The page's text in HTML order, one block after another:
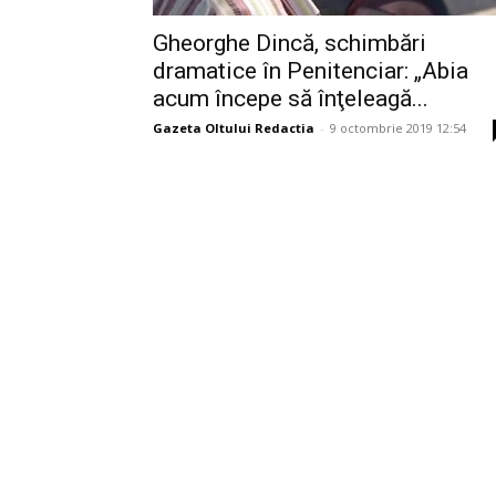
Gheorghe Dincă, schimbări
dramatice în Penitenciar: „Abia
acum începe să înţeleagă...
Gazeta Oltului Redactia - 9 octombrie 2019 12:54